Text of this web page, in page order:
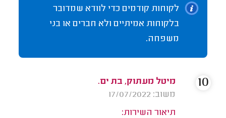
לקוחות קודמים כדי לוודא שמדובר
בלקוחות אמיתיים ולא חברים או בני
משפחה.
מיטל מעתוק, בת ים.
משוב: 17/07/2022
תיאור השירות:
10